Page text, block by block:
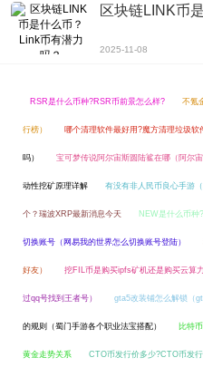
区块链LINK币
2025-11-08
RSR是什么币种?RSR币前景怎么样? 不氪
行榜） 哪个清理软件最好用?魔方清理垃圾软
吗） 宝可梦传说阿尔宙斯圆陆鲨在哪（阿尔宙
动性挖矿原理详解 有没有非人民币良心手游（
个？瑞波XRP最新消息今天 NEW是什么币种
切换账号（网易我的世界怎么切换账号登陆）
好友） 挖FIL币是购买ipfs矿机还是购买云算
过qq号找到王者号） gta5改装铺怎么解锁（
的规则（蜀门手游各个职业法宝搭配） 比特
黄金走势关系 CTO币发行价多少?CTO币发